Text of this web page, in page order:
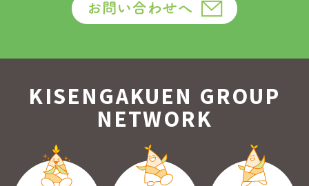
KISENGAKUEN GROUP
NETWORK